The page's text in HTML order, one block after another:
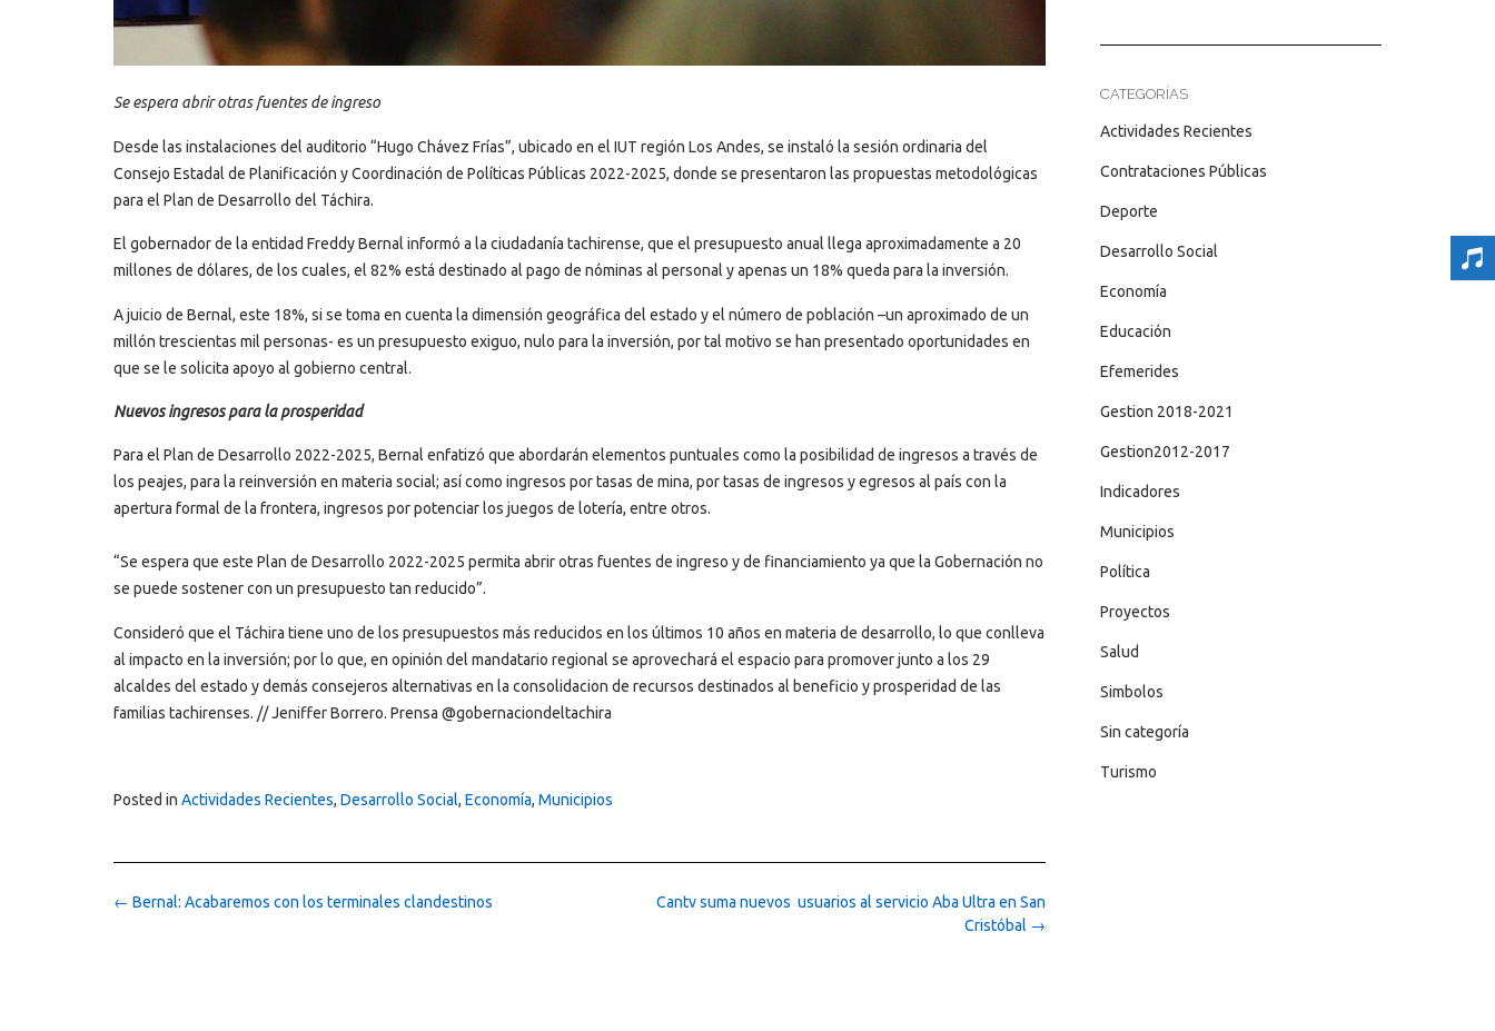
Se espera abrir otras fuentes de ingreso
Desde las instalaciones del auditorio “Hugo Chávez Frías”, ubicado en el IUT región Los Andes, se instaló la sesión ordinaria del
Consejo Estadal de Planificación y Coordinación de Políticas Públicas 2022-2025, donde se presentaron las propuestas metodológicas
para el Plan de Desarrollo del Táchira.
El gobernador de la entidad Freddy Bernal informó a la ciudadanía tachirense, que el presupuesto anual llega aproximadamente a 20
millones de dólares, de los cuales, el 82% está destinado al pago de nóminas al personal y apenas un 18% queda para la inversión.
A juicio de Bernal, este 18%, si se toma en cuenta la dimensión geográfica del estado y el número de población –un aproximado de un
millón trescientas mil personas- es un presupuesto exiguo, nulo para la inversión, por tal motivo se han presentado oportunidades en
que se le solicita apoyo al gobierno central.
Nuevos ingresos para la prosperidad
Para el Plan de Desarrollo 2022-2025, Bernal enfatizó que abordarán elementos puntuales como la posibilidad de ingresos a través de
los peajes, para la reinversión en materia social; así como ingresos por tasas de mina, por tasas de ingresos y egresos al país con la
apertura formal de la frontera, ingresos por potenciar los juegos de lotería, entre otros.
“Se espera que este Plan de Desarrollo 2022-2025 permita abrir otras fuentes de ingreso y de financiamiento ya que la Gobernación no
se puede sostener con un presupuesto tan reducido”.
Consideró que el Táchira tiene uno de los presupuestos más reducidos en los últimos 10 años en materia de desarrollo, lo que conlleva
al impacto en la inversión; por lo que, en opinión del mandatario regional se aprovechará el espacio para promover junto a los 29
alcaldes del estado y demás consejeros alternativas en la consolidacion de recursos destinados al beneficio y prosperidad de las
familias tachirenses. // Jeniffer Borrero. Prensa @gobernaciondeltachira
Posted in Actividades Recientes, Desarrollo Social, Economía, Municipios
Post
Cantv suma nuevos usuarios al servicio Aba Ultra en San
Cristóbal →
← Bernal: Acabaremos con los terminales clandestinos
CATEGORÍAS
Actividades Recientes
Contrataciones Públicas
Deporte
Desarrollo Social
Economía
Educación
Efemerides
Gestion 2018-2021
Gestion2012-2017
Indicadores
Municipios
Política
Proyectos
Salud
Simbolos
Sin categoría
Turismo